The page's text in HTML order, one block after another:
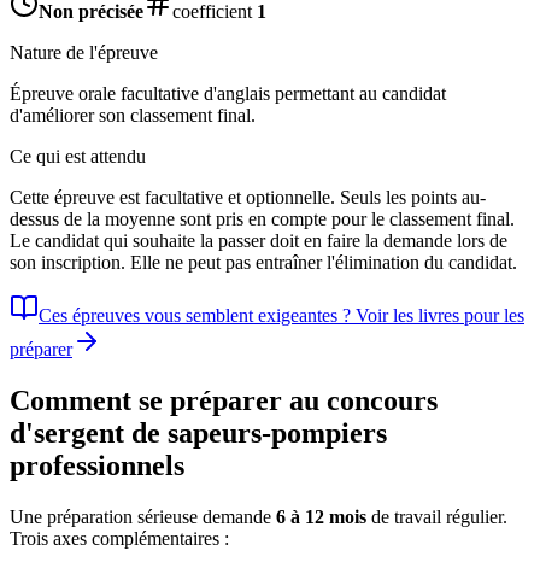
Non précisée
coefficient 1
Nature de l'épreuve
Épreuve orale facultative d'anglais permettant au candidat
d'améliorer son classement final.
Ce qui est attendu
Cette épreuve est facultative et optionnelle. Seuls les points au-
dessus de la moyenne sont pris en compte pour le classement final.
Le candidat qui souhaite la passer doit en faire la demande lors de
son inscription. Elle ne peut pas entraîner l'élimination du candidat.
Ces épreuves vous semblent exigeantes ? Voir les livres pour les
préparer
Comment se préparer au concours
d'sergent de sapeurs-pompiers
professionnels
Une préparation sérieuse demande 6 à 12 mois de travail régulier.
Trois axes complémentaires :